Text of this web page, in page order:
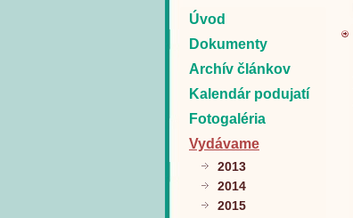
Úvod
Dokumenty
Archív článkov
Kalendár podujatí
Fotogaléria
Vydávame
2013
2014
2015